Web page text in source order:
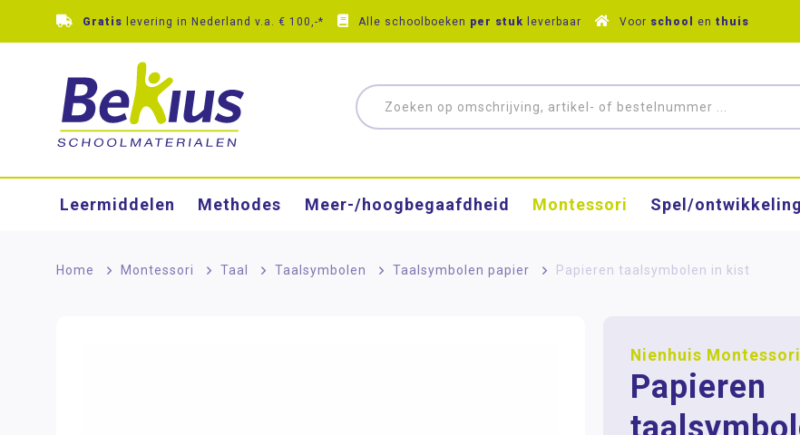
Gratis levering in Nederland v.a. € 100,-* Alle schoolboeken per stuk leverbaar Voor school en thuis
Leermiddelen Methodes Meer-/hoog­begaafdheid Montessori Spel/ontwikkeling
Home > Montessori > Taal > Taalsymbolen > Taalsymbolen papier > Papieren taalsymbolen in kist
Nienhuis Montessori
Papieren